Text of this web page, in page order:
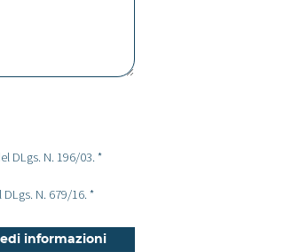
DLgs. N. 196/03. *
N. 679/16. *